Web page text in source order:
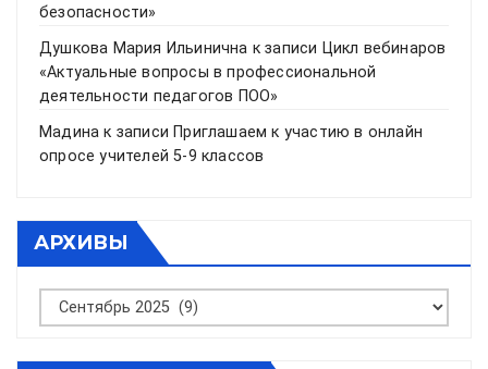
безопасности»
Душкова Мария Ильинична к записи Цикл вебинаров
«Актуальные вопросы в профессиональной
деятельности педагогов ПОО»
Мадина к записи Приглашаем к участию в онлайн
опросе учителей 5-9 классов
АРХИВЫ
Архивы